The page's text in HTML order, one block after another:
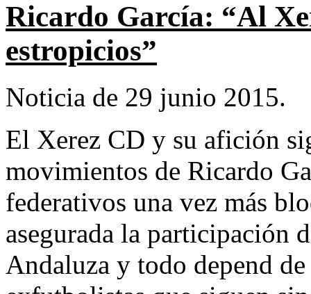
Ricardo García: “Al
estropicios”
Noticia de 29 junio 2015.
El Xerez CD y su afición
movimientos de Ricardo
federativos una vez más
asegurada la participación
Andaluza y todo depend